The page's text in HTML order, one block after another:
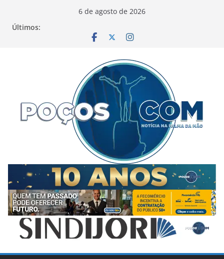
6 de agosto de 2026
Últimos: